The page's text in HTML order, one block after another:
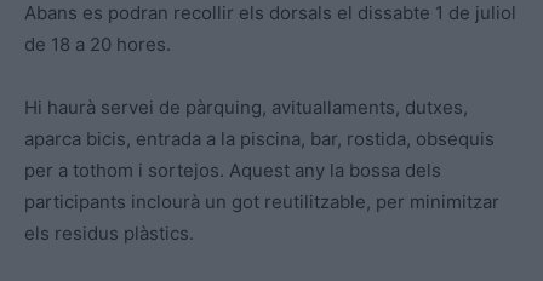
Abans es podran recollir els dorsals el dissabte 1 de juliol
de 18 a 20 hores.
Hi haurà servei de pàrquing, avituallaments, dutxes,
aparca bicis, entrada a la piscina, bar, rostida, obsequis
per a tothom i sortejos. Aquest any la bossa dels
participants inclourà un got reutilitzable, per minimitzar
els residus plàstics.